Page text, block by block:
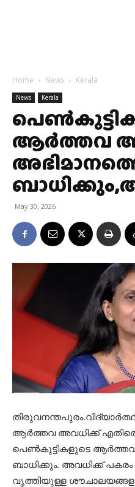
Home News Kerala
News Kerala
ആർത്തവ
May 30, 2026
ആർത്തവ അവധിക്ക്
പെൺകുട്ടികളുടെ
ബാധിക്കും. അവധിക്ക്
വൃത്തിയുള്ള